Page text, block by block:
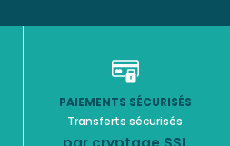
PAIEMENTS SÉCURISÉS
Transferts sécurisés